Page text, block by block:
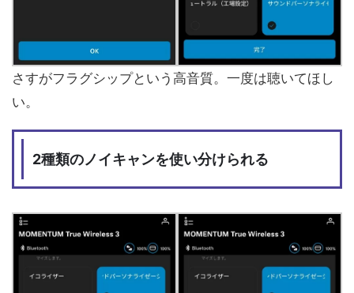
さすがフラグシップという高音質。一度は聴いてほし
い。
2種類のノイキャンを使い分けられる